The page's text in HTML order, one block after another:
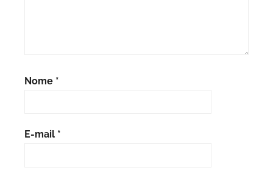
Nome *
E-mail *